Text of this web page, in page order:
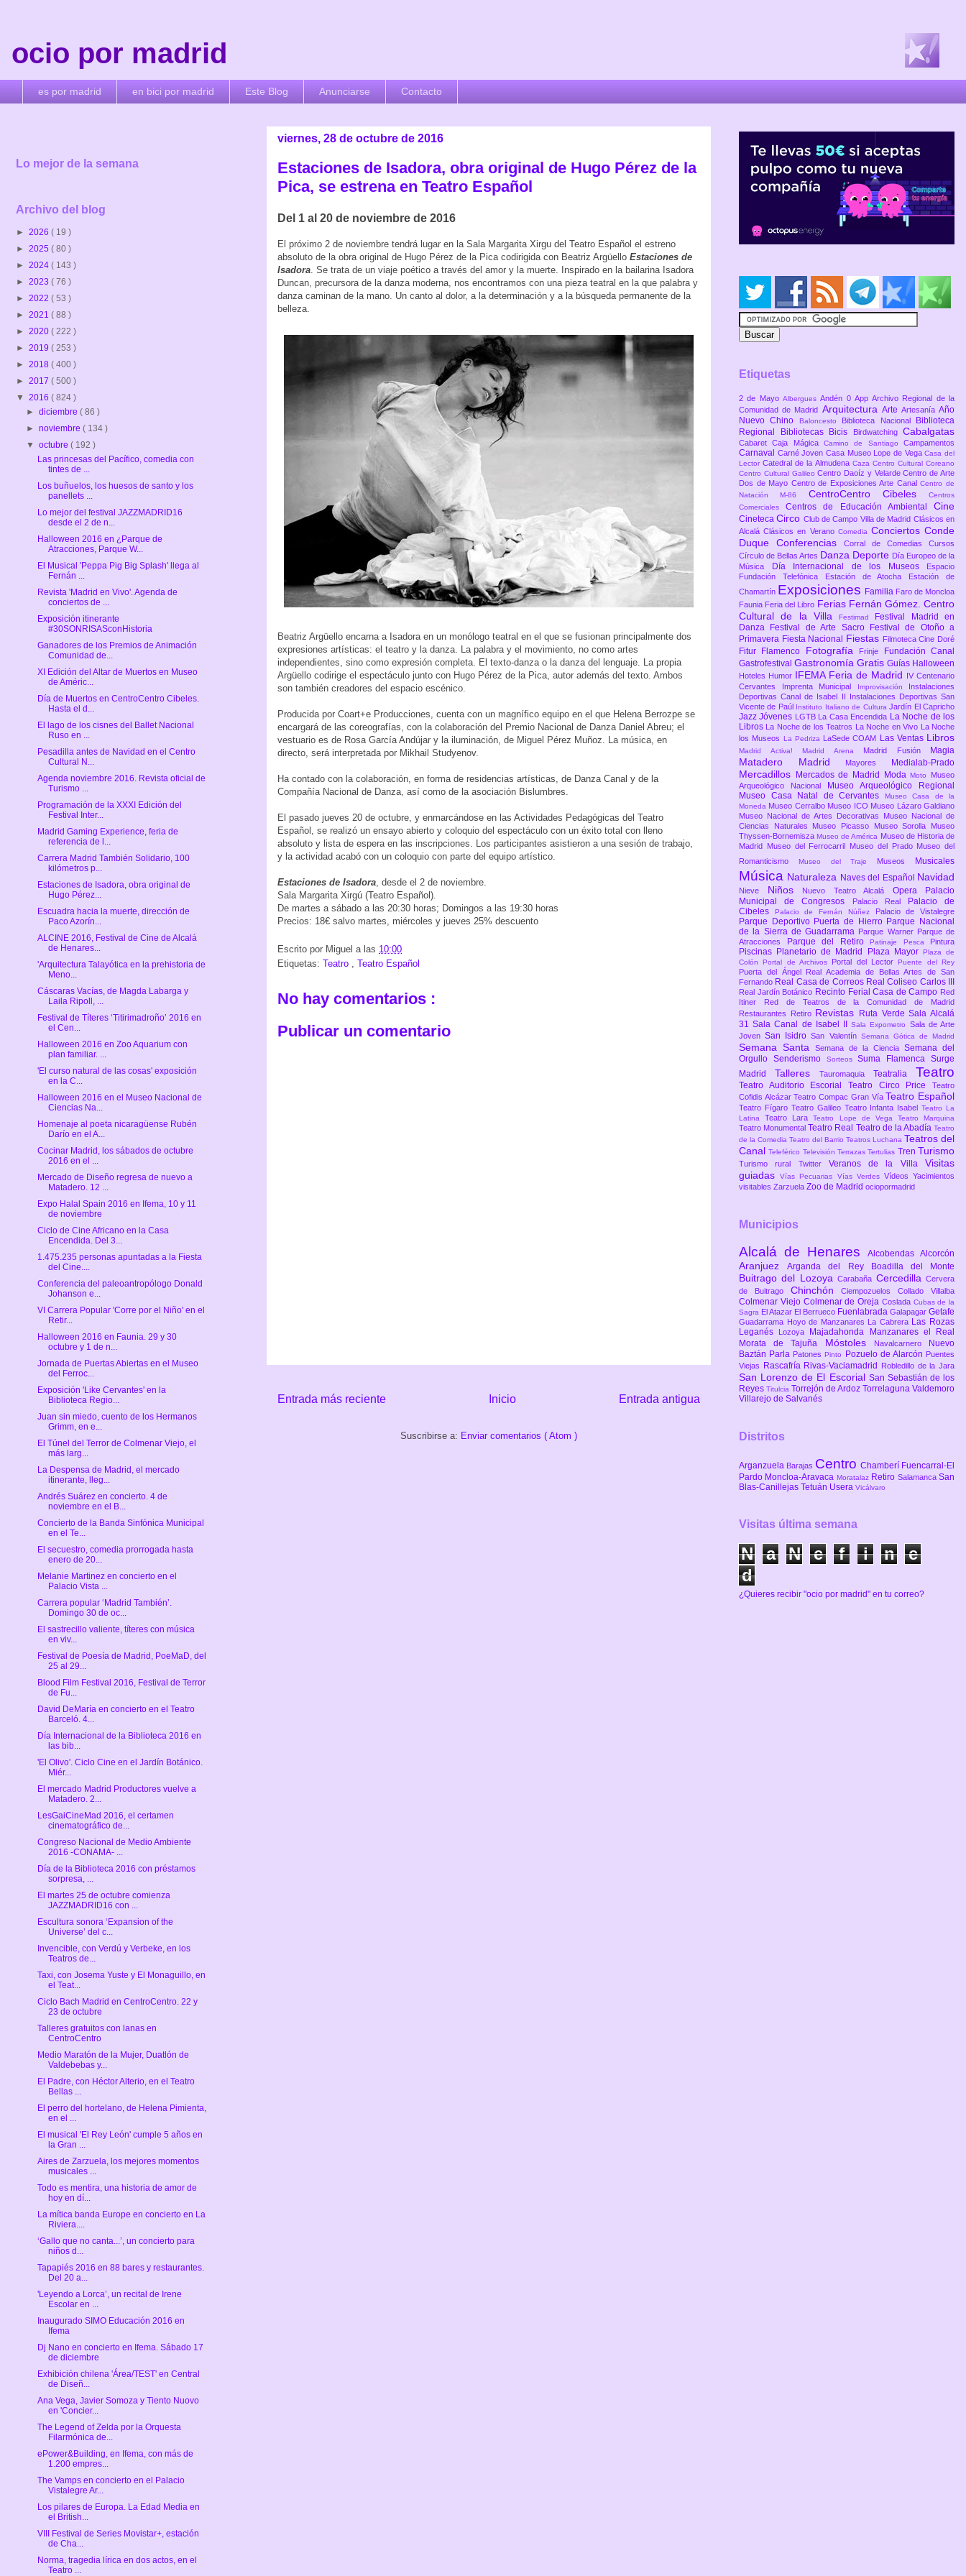
ocio por madrid
es por madrid en bici por madrid Este Blog Anunciarse Contacto
viernes, 28 de octubre de 2016
Estaciones de Isadora, obra original de Hugo Pérez de la
Pica, se estrena en Teatro Español
Del 1 al 20 de noviembre de 2016
El próximo 2 de noviembre tendrá lugar en la Sala Margarita Xirgu del Teatro Español el estreno
absoluto de la obra original de Hugo Pérez de la Pica codirigida con Beatriz Argüello Estaciones de
Isadora. Se trata de un viaje poético a través del amor y la muerte. Inspirado en la bailarina Isadora
Duncan, precursora de la danza moderna, nos encontramos con una pieza teatral en la que palabra y
danza caminan de la mano. Un canto al dolor, a la determinación y a la búsqueda permanente de la
belleza.
Beatriz Argüello encarna a Isadora en un monólogo teatral en el que se fusionan principalmente dos
expresiones artísticas: el teatro y la danza. La palabra y el movimiento, no como artes
independientes, sino como expresión completa. El texto-danza o la danza del lenguaje. La propia
Argüello codirige el espectáculo junto con Hugo Pérez de la Pica, autor además del texto. Ambos
son también creadores del espacio escénico.
Producida por Coart+e Producciones, cuenta con un magnífico equipo en el que Helena Berrozpe se
encargará de las coreografías, con la colaboración del Premio Nacional de Danza Daniel Abreu; el
vestuario es de Rosa García Andújar y la iluminación, de Miguel Pérez Muñoz. La música, en
directo, será interpretada por Mikhail Studyenov.
Ha contado con la colaboración, en forma de residencias artísticas, de Danza Canal y de la
Compañía Nacional de Danza, así como de la asociación Bislumbres.
El pasado jueves 20 de octubre, y enmarcándose en las Actividades Pedagógicas del Teatro
Español, se realizó un ensayo abierto y coloquio del espectáculo con un éxito total con lleno
absoluto y lista de espera en las inscripciones. Los participantes asistieron a una sesión de trabajo,
y la actividad acabó con un coloquio con parte del equipo artístico.
Estaciones de Isadora, desde el 2 de noviembre.
Sala Margarita Xirgú (Teatro Español).
De martes a sábado a las 20:30 horas; Domingos a las 19:30 horas
Precios: 18€ salvo martes, miércoles y jueves 25% descuento
Escrito por Miguel a las 10:00
Etiquetas: Teatro Teatro Español
No hay comentarios :
Publicar un comentario
Entrada más reciente Entrada antigua
Inicio
Suscribirse a: Enviar comentarios ( Atom )
Lo mejor de la semana
Archivo del blog
► 2026 ( 19 )
► 2025 ( 80 )
► 2024 ( 143 )
► 2023 ( 76 )
► 2022 ( 53 )
► 2021 ( 88 )
► 2020 ( 222 )
► 2019 ( 253 )
► 2018 ( 400 )
► 2017 ( 500 )
▼ 2016 ( 824 )
►diciembre( 86 )
►noviembre( 134 )
▼octubre( 192 )
Las princesas del Pacífico, comedia con
tintes de ...
Los buñuelos, los huesos de santo y los
panellets ...
Lo mejor del festival JAZZMADRID16
desde el 2 de n...
Halloween 2016 en ¿Parque de
Atracciones, Parque W...
El Musical 'Peppa Pig Big Splash' llega al
Fernán ...
Revista 'Madrid en Vivo'. Agenda de
conciertos de ...
Exposición itinerante
#30SONRISASconHistoria
Ganadores de los Premios de Animación
Comunidad de...
XI Edición del Altar de Muertos en Museo
de Améric...
Día de Muertos en CentroCentro Cibeles.
Hasta el d...
El lago de los cisnes del Ballet Nacional
Ruso en ...
Pesadilla antes de Navidad en el Centro
Cultural N...
Agenda noviembre 2016. Revista oficial de
Turismo ...
Programación de la XXXI Edición del
Festival Inter...
Madrid Gaming Experience, feria de
referencia de l...
Carrera Madrid También Solidario, 100
kilómetros p...
Estaciones de Isadora, obra original de
Hugo Pérez...
Escuadra hacia la muerte, dirección de
Paco Azorín...
ALCINE 2016, Festival de Cine de Alcalá
de Henares...
'Arquitectura Talayótica en la prehistoria de
Meno...
Cáscaras Vacías, de Magda Labarga y
Laila Ripoll, ...
Festival de Títeres ‘Titirimadroño’ 2016 en
el Cen...
Halloween 2016 en Zoo Aquarium con
plan familiar. ...
'El curso natural de las cosas' exposición
en la C...
Halloween 2016 en el Museo Nacional de
Ciencias Na...
Homenaje al poeta nicaragüense Rubén
Darío en el A...
Cocinar Madrid, los sábados de octubre
2016 en el ...
Mercado de Diseño regresa de nuevo a
Matadero. 12 ...
Expo Halal Spain 2016 en Ifema, 10 y 11
de noviembre
Ciclo de Cine Africano en la Casa
Encendida. Del 3...
1.475.235 personas apuntadas a la Fiesta
del Cine....
Conferencia del paleoantropólogo Donald
Johanson e...
VI Carrera Popular 'Corre por el Niño' en el
Retir...
Halloween 2016 en Faunia. 29 y 30
octubre y 1 de n...
Jornada de Puertas Abiertas en el Museo
del Ferroc...
Exposición 'Like Cervantes' en la
Biblioteca Regio...
Juan sin miedo, cuento de los Hermanos
Grimm, en e...
El Túnel del Terror de Colmenar Viejo, el
más larg...
La Despensa de Madrid, el mercado
itinerante, lleg...
Andrés Suárez en concierto. 4 de
noviembre en el B...
Concierto de la Banda Sinfónica Municipal
en el Te...
El secuestro, comedia prorrogada hasta
enero de 20...
Melanie Martinez en concierto en el
Palacio Vista ...
Carrera popular ‘Madrid También’.
Domingo 30 de oc...
El sastrecillo valiente, títeres con música
en viv...
Festival de Poesía de Madrid, PoeMaD, del
25 al 29...
Blood Film Festival 2016, Festival de Terror
de Fu...
David DeMaría en concierto en el Teatro
Barceló. 4...
Día Internacional de la Biblioteca 2016 en
las bib...
'El Olivo'. Ciclo Cine en el Jardín Botánico.
Miér...
El mercado Madrid Productores vuelve a
Matadero. 2...
LesGaiCineMad 2016, el certamen
cinematográfico de...
Congreso Nacional de Medio Ambiente
2016 -CONAMA- ...
Día de la Biblioteca 2016 con préstamos
sorpresa, ...
El martes 25 de octubre comienza
JAZZMADRID16 con ...
Escultura sonora ‘Expansion of the
Universe’ del c...
Invencible, con Verdú y Verbeke, en los
Teatros de...
Taxi, con Josema Yuste y El Monaguillo, en
el Teat...
Ciclo Bach Madrid en CentroCentro. 22 y
23 de octubre
Talleres gratuitos con lanas en
CentroCentro
Medio Maratón de la Mujer, Duatlón de
Valdebebas y...
El Padre, con Héctor Alterio, en el Teatro
Bellas ...
El perro del hortelano, de Helena Pimienta,
en el ...
El musical 'El Rey León' cumple 5 años en
la Gran ...
Aires de Zarzuela, los mejores momentos
musicales ...
Todo es mentira, una historia de amor de
hoy en dí...
La mítica banda Europe en concierto en La
Riviera....
‘Gallo que no canta...’, un concierto para
niños d...
Tapapiés 2016 en 88 bares y restaurantes.
Del 20 a...
'Leyendo a Lorca’, un recital de Irene
Escolar en ...
Inaugurado SIMO Educación 2016 en
Ifema
Dj Nano en concierto en Ifema. Sábado 17
de diciembre
Exhibición chilena 'Área/TEST' en Central
de Diseñ...
Ana Vega, Javier Somoza y Tiento Nuovo
en 'Concier...
The Legend of Zelda por la Orquesta
Filarmónica de...
ePower&Building, en Ifema, con más de
1.200 empres...
The Vamps en concierto en el Palacio
Vistalegre Ar...
Los pilares de Europa. La Edad Media en
el British...
VIII Festival de Series Movistar+, estación
de Cha...
Norma, tragedia lírica en dos actos, en el
Teatro ...
Etiquetas
2 de Mayo AlberguesAndén 0 AppArchivo Regional de la
Comunidad de Madrid Arquitectura Arte ArtesaníaAño
Nuevo Chino
Baloncesto Biblioteca Nacional
Biblioteca
Regional
Bibliotecas Bicis Birdwatching Cabalgatas
CabaretCaja MágicaCamino de SantiagoCampamentos
Carnaval Carné JovenCasa Museo Lope de VegaCasa del
LectorCatedral de la Almudena Caza Centro Cultural Coreano
Centro Cultural GalileoCentro Daoíz y VelardeCentro de Arte
Dos de Mayo Centro de Exposiciones Arte CanalCentro de
Natación M-86 CentroCentro Cibeles
Centros
ComercialesCentros de Educación AmbientalCine
CinetecaCirco Club de Campo Villa de Madrid Clásicos en
AlcaláClásicos en Verano Comedia ConciertosConde
Duque Conferencias Corral de Comedias Cursos
Círculo de Bellas Artes Danza Deporte Día Europeo de la
Música
Día Internacional de los Museos
Espacio
Fundación Telefónica
Estación de Atocha
Estación de
Chamartín Exposiciones Familia Faro de Moncloa
Faunia Feria del Libro Ferias Fernán Gómez. Centro
Cultural de la VillaFestimad
Festival Madrid en
Danza
Festival de Arte Sacro
Festival de Otoño a
Primavera Fiesta Nacional Fiestas Filmoteca Cine Doré
Fitur Flamenco Fotografía Frinje
Fundación Canal
Gastrofestival Gastronomía Gratis Guías Halloween
Hoteles Humor IFEMA Feria de Madrid
IV Centenario
Cervantes
Imprenta Municipal Improvisación
Instalaciones
Deportivas Canal de Isabel II
Instalaciones Deportivas San
Vicente de Paúl
Instituto Italiano de CulturaJardín El Capricho
JazzJóvenes LGTB La Casa Encendida La Noche de los
Libros
La Noche de los Teatros La Noche en Vivo
La Noche
los Museos
La Pedriza LaSede COAM Las Ventas Libros
Madrid Activa! Madrid Arena Madrid Fusión Magia
Matadero Madrid Mayores Medialab-Prado
Mercadillos Mercados de Madrid ModaMoto Museo
Arqueológico Nacional
Museo Arqueológico Regional
Museo Casa Natal de Cervantes
Museo Casa de la
Moneda Museo Cerralbo Museo ICO Museo Lázaro Galdiano
Museo Nacional de Artes Decorativas Museo Nacional de
Ciencias Naturales Museo Picasso Museo Sorolla Museo
Thyssen-BornemiszaMuseo de América Museo de Historia de
Madrid
Museo del Ferrocarril Museo del Prado Museo del
Romanticismo
Museo del Traje Museos Musicales
Música Naturaleza Naves del Español Navidad
Nieve Niños Nuevo Teatro Alcalá Opera
Palacio
Municipal de Congresos
Palacio Real
Palacio de
Cibeles
Palacio de Fernán Núñez Palacio de Vistalegre
Parque Deportivo Puerta de Hierro Parque Nacional
de la Sierra de Guadarrama Parque Warner Parque de
Atracciones
Parque del Retiro Patinaje Pesca Pintura
Piscinas Planetario de Madrid Plaza Mayor
Plaza de
Colón Portal de Archivos Portal del LectorPuente del Rey
Puerta del Ángel
Real Academia de Bellas Artes de San
Fernando Real Casa de Correos Real Coliseo Carlos III
Real Jardín Botánico Recinto Ferial Casa de Campo Red
Itiner
Red de Teatros de la Comunidad de Madrid
Restaurantes
Retiro Revistas Ruta VerdeSala Alcalá
31Sala Canal de Isabel IISala Expometro Sala de Arte
JovenSan IsidroSan Valentín Semana Gótica de Madrid
Semana Santa Semana de la Ciencia Semana del
Orgullo Senderismo SorteosSuma FlamencaSurge
Madrid Talleres Tauromaquia Teatralia Teatro
Teatro Auditorio Escorial Teatro Circo Price Teatro
Cofidis AlcázarTeatro Compac Gran Vía Teatro Español
Teatro Fígaro Teatro Galileo Teatro Infanta IsabelTeatro La
Latina Teatro LaraTeatro Lope de Vega Teatro Marquina
Teatro Monumental Teatro Real Teatro de la Abadía Teatro
de la Comedia Teatro del Barrio Teatros Luchana Teatros del
CanalTeleférico TelevisiónTerrazasTertulias Tren Turismo
Turismo rural Twitter Veranos de la VillaVisitas
guiadasVías Pecuarias Vías Verdes VídeosYacimientos
visitables Zarzuela Zoo de Madrid ociopormadrid
Municipios
Alcalá de Henares Alcobendas Alcorcón
AranjuezArganda del Rey Boadilla del Monte
Buitrago del LozoyaCarabaña CercedillaCervera
de Buitrago ChinchónCiempozuelosCollado Villalba
Colmenar Viejo Colmenar de Oreja Coslada Cubas de la
Sagra El Atazar El Berrueco Fuenlabrada Galapagar Getafe
Guadarrama Hoyo de Manzanares La Cabrera Las Rozas
Leganés
Lozoya Majadahonda
Manzanares el Real
Morata de Tajuña Móstoles Navalcarnero
Nuevo
Baztán Parla PatonesPinto Pozuelo de Alarcón Puentes
Viejas
Rascafría Rivas-Vaciamadrid Robledillo de la Jara
San Lorenzo de El Escorial San Sebastián de los
Reyes Titulcia Torrejón de Ardoz Torrelaguna Valdemoro
Villarejo de Salvanés
Distritos
Arganzuela Barajas Centro Chamberí Fuencarral-El
Pardo Moncloa-Aravaca Moratalaz Retiro SalamancaSan
Blas-Canillejas Tetuán Usera Vicálvaro
Visitas última semana
N a N e f i n
e
d
¿Quieres recibir "ocio por madrid" en tu correo?